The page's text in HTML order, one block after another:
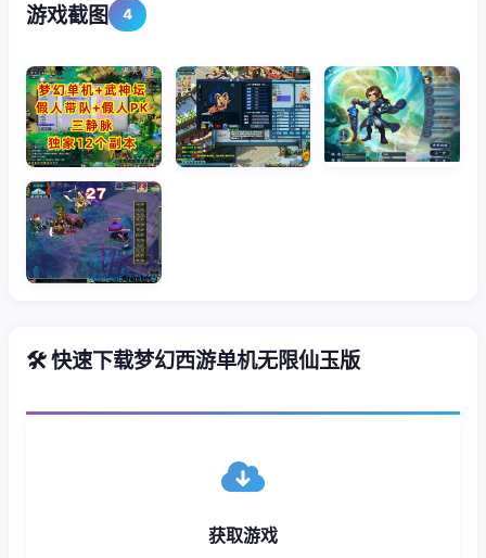
游戏截图 4
🛠️ 快速下载梦幻西游单机无限仙玉版
获取游戏